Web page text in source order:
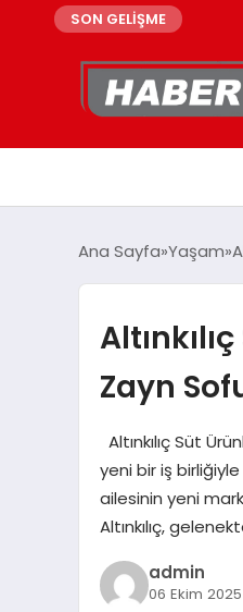
SON GELİŞME
Ana Sayfa Yaşam
Zayn
Altınkılıç Süt
yeni bir iş
ailesinin yeni
Altınkılıç,
admin
06 Ekim 2025